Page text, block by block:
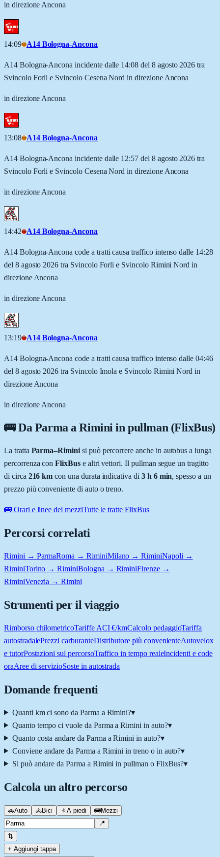
in direzione Ancona
14:09 A14 Bologna-Ancona
A14 Bologna-Ancona incidente dalle 14:08 del 8 agosto 2026 tra
Svincolo Forli e Svincolo Cesena Nord in direzione Ancona
in direzione Ancona
13:08 A14 Bologna-Ancona
A14 Bologna-Ancona incidente dalle 12:57 del 8 agosto 2026 tra
Svincolo Forli e Svincolo Cesena Nord in direzione Ancona
in direzione Ancona
14:42 A14 Bologna-Ancona
A14 Bologna-Ancona code a tratti causa traffico intenso dalle 14:28
del 8 agosto 2026 tra Svincolo Forli e Svincolo Rimini Nord in
direzione Ancona
in direzione Ancona
13:19 A14 Bologna-Ancona
A14 Bologna-Ancona code a tratti causa traffico intenso dalle 04:46
del 8 agosto 2026 tra Svincolo Imola e Svincolo Rimini Nord in
direzione Ancona
in direzione Ancona
🚌 DaParmaaRiminiin pullman (FlixBus)
La tratta Parma–Riminisi può percorrere anche in autobus a lunga
percorrenza conFlixBuse altri vettori. Il pullman segue un tragitto
di circa 216 km con una durata indicativa di 3 h 6 min, spesso a un
prezzo più conveniente di auto o treno.
🚌 Orari e linee dei mezziTutte le tratte FlixBus
Percorsi correlati
Rimini → ParmaRoma → RiminiMilano → RiminiNapoli →
RiminiTorino → RiminiBologna → RiminiFirenze →
RiminiVenezia → Rimini
Strumenti per il viaggio
Rimborso chilometricoTariffe ACI €/kmCalcolo pedaggioTariffa
autostradalePrezzi carburanteDistributore più convenienteAutovelox
e tutorPostazioni sul percorsoTraffico in tempo realeIncidenti e code
oraAree di servizioSoste in autostrada
Domande frequenti
Quanti km ci sono da Parma a Rimini?▾
Quanto tempo ci vuole da Parma a Rimini in auto?▾
Quanto costa andare da Parma a Rimini in auto?▾
Conviene andare da Parma a Rimini in treno o in auto?▾
Si può andare da Parma a Rimini in pullman o FlixBus?▾
Calcola un altro percorso
🚗Auto 🚴Bici 🚶 A piedi 🚌Mezzi
📍
⇅
+ Aggiungi tappa